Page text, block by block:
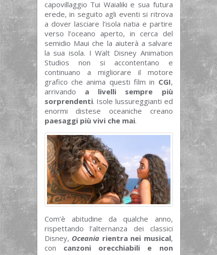
capovillaggio Tui Waialiki e sua futura
erede, in seguito agli eventi si ritrova
a dover lasciare l’isola natia e partire
verso l’oceano aperto, in cerca del
semidio Maui che la aiuterà a salvare
la sua isola. I Walt Disney Animation
Studios non si accontentano e
continuano a migliorare il motore
grafico che anima questi film in CGI,
arrivando a livelli sempre più
sorprendenti. Isole lussureggianti ed
enormi distese oceaniche creano
paesaggi più vivi che mai.
Com’è abitudine da qualche anno,
rispettando l’alternanza dei classici
Disney, Oceania rientra nei musical,
con canzoni orecchiabili e non